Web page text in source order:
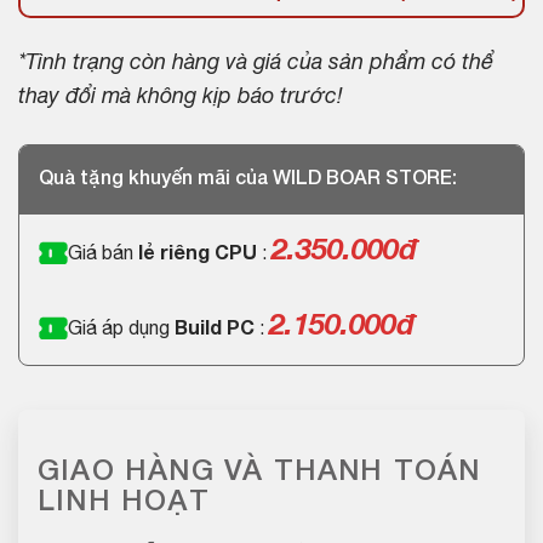
*Tình trạng còn hàng và giá của sản phẩm có thể
thay đổi mà không kịp báo trước!
Quà tặng khuyến mãi của WILD BOAR STORE:
Giá bán lẻ riêng CPU : 2.350.000đ
Giá áp dụng Build PC : 2.150.000đ
GIAO HÀNG VÀ THANH TOÁN
LINH HOẠT